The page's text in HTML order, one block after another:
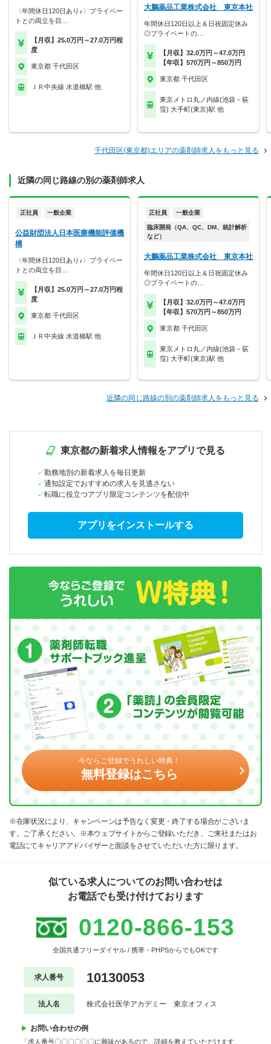
〈年間休日120日あり♪〉プライベー
トとの両立を目…
【月収】25.0万円～27.0万円程
度
東京都 千代田区
ＪＲ中央線 水道橋駅 他
大鵬薬品工業株式会社 東京本社
年間休日120日以上＆日祝固定休み
◎プライベートの…
【月収】32.0万円～47.0万円
【年収】570万円～850万円
東京都 千代田区
東京メトロ丸ノ内線(池袋－荻
窪) 大手町(東京)駅 他
千代田区(東京都)エリアの薬剤師求人をもっと見る
近隣の同じ路線の別の薬剤師求人
正社員 一般企業
公益財団法人日本医療機能評価機
構
〈年間休日120日あり♪〉プライベー
トとの両立を目…
【月収】25.0万円～27.0万円程
度
東京都 千代田区
ＪＲ中央線 水道橋駅 他
正社員 一般企業
臨床開発（QA、QC、DM、統計解析
など）
大鵬薬品工業株式会社 東京本社
年間休日120日以上＆日祝固定休み
◎プライベートの…
【月収】32.0万円～47.0万円
【年収】570万円～850万円
東京都 千代田区
東京メトロ丸ノ内線(池袋－荻
窪) 大手町(東京)駅 他
近隣の同じ路線の別の薬剤師求人をもっと見る
東京都の新着求人情報をアプリで見る
勤務地別の新着求人を毎日更新
通知設定でおすすめの求人を見逃さない
転職に役立つアプリ限定コンテンツを配信中
アプリをインストールする
今ならご登録でうれしい特典！
無料登録はこちら
※在庫状況により、キャンペーンは予告なく変更・終了する場合がございま
す。ご了承ください。※本ウェブサイトからご登録いただき、ご来社またはお
電話にてキャリアアドバイザーと面談をさせていただいた方に限ります。
似ている求人についてのお問い合わせは
お電話でも受け付けております
0120-866-153
全国共通フリーダイヤル / 携帯・PHPSからでもOKです
求人番号 10130053
法人名 株式会社医学アカデミー 東京オフィス
お問い合わせの例
「求人番号〇〇〇〇〇〇に興味があるので、詳細を教えていただけます